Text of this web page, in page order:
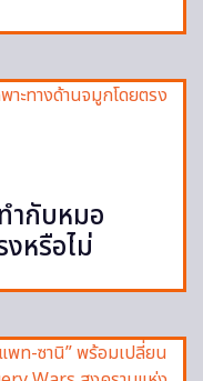
ำกับหมอ
หรือไม่